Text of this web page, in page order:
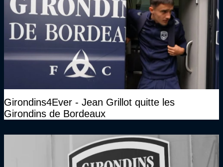
Girondins4Ever - Jean Grillot quitte les
Girondins de Bordeaux